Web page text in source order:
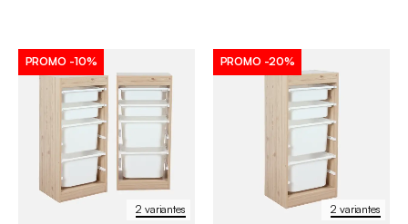
2 variantes
PROMO -10%
2 variantes
PROMO -20%